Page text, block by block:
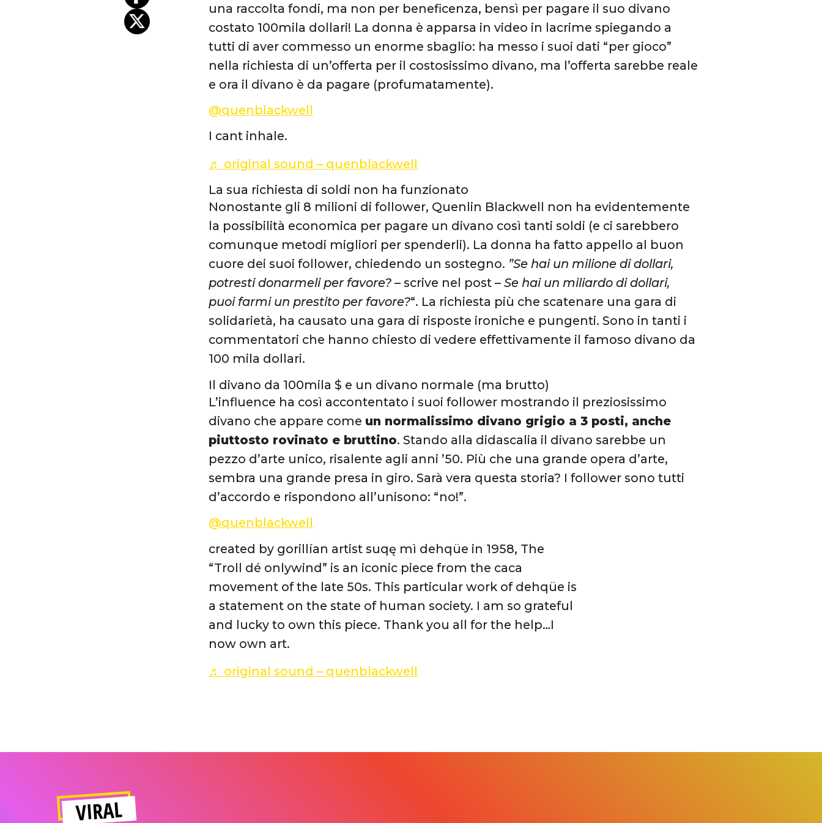
una raccolta fondi, ma non per beneficenza, bensì per pagare il suo divano
costato 100mila dollari! La donna è apparsa in video in lacrime spiegando a
tutti di aver commesso un enorme sbaglio: ha messo i suoi dati “per gioco”
nella richiesta di un’offerta per il costosissimo divano, ma l’offerta sarebbe reale
e ora il divano è da pagare (profumatamente).
@quenblackwell
I cant inhale.
♬ original sound – quenblackwell
La sua richiesta di soldi non ha funzionato
Nonostante gli 8 milioni di follower, Quenlin Blackwell non ha evidentemente
la possibilità economica per pagare un divano così tanti soldi (e ci sarebbero
comunque metodi migliori per spenderli). La donna ha fatto appello al buon
cuore dei suoi follower, chiedendo un sostegno. ”Se hai un milione di dollari,
potresti donarmeli per favore?– scrive nel post –Se hai un miliardo di dollari,
puoi farmi un prestito per favore?“. La richiesta più che scatenare una gara di
solidarietà, ha causato una gara di risposte ironiche e pungenti. Sono in tanti i
commentatori che hanno chiesto di vedere effettivamente il famoso divano da
100 mila dollari.
Il divano da 100mila $ e un divano normale (ma brutto)
L’influence ha così accontentato i suoi follower mostrando il preziosissimo
divano che appare come un normalissimo divano grigio a 3 posti, anche
piuttosto rovinato e bruttino. Stando alla didascalia il divano sarebbe un
pezzo d’arte unico, risalente agli anni ’50. Più che una grande opera d’arte,
sembra una grande presa in giro. Sarà vera questa storia? I follower sono tutti
d’accordo e rispondono all’unisono: “no!”.
@quenblackwell
created by gorillían artist suqę mì dehqüe in 1958, The
“Troll dé onlywind” is an iconic piece from the caca
movement of the late 50s. This particular work of dehqüe is
a statement on the state of human society. I am so grateful
and lucky to own this piece. Thank you all for the help…I
now own art.
♬ original sound – quenblackwell
VIRAL